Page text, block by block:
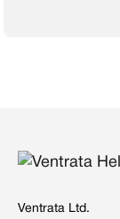
Ventrata Ltd.